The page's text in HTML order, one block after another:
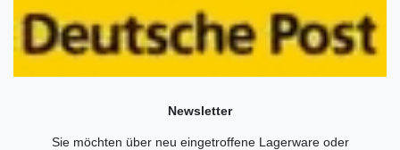
Newsletter
Sie möchten über neu eingetroffene Lagerware oder